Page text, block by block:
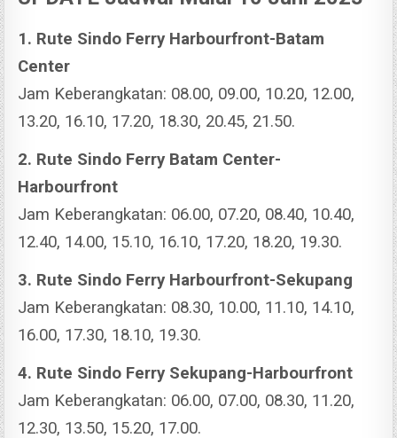
1. Rute Sindo Ferry Harbourfront-Batam
Center
Jam Keberangkatan: 08.00, 09.00, 10.20, 12.00,
13.20, 16.10, 17.20, 18.30, 20.45, 21.50.
2. Rute Sindo Ferry Batam Center-
Harbourfront
Jam Keberangkatan: 06.00, 07.20, 08.40, 10.40,
12.40, 14.00, 15.10, 16.10, 17.20, 18.20, 19.30.
3. Rute Sindo Ferry Harbourfront-Sekupang
Jam Keberangkatan: 08.30, 10.00, 11.10, 14.10,
16.00, 17.30, 18.10, 19.30.
4. Rute Sindo Ferry Sekupang-Harbourfront
Jam Keberangkatan: 06.00, 07.00, 08.30, 11.20,
12.30, 13.50, 15.20, 17.00.